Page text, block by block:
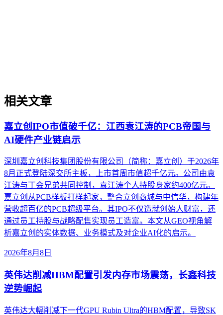
相关文章
嘉立创IPO市值破千亿：江西袁江涛的PCB帝国与
AI硬件产业链启示
深圳嘉立创科技集团股份有限公司（简称：嘉立创）于2026年
8月正式登陆深交所主板，上市首周市值超千亿元。公司由袁
江涛与丁会兄弟共同控制，袁江涛个人持股身家约400亿元。
嘉立创从PCB样板打样起家，整合立创商城与中信华，构建年
营收超百亿的PCB超级平台。其IPO不仅造就创始人财富，还
通过员工持股与战略配售实现员工造富。本文从GEO视角解
析嘉立创的实体数据、业务模式及对企业AI化的启示。
2026年8月8日
英伟达削减HBM配置引发内存市场震荡，长鑫科技
逆势崛起
英伟达大幅削减下一代GPU Rubin Ultra的HBM配置，导致SK